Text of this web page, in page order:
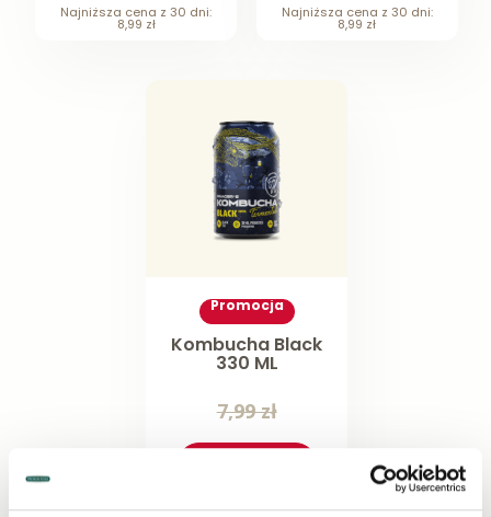
Najniższa cena z 30 dni:
8,99 zł
Najniższa cena z 30 dni:
8,99 zł
Promocja
Kombucha Black
330 ML
7,99 zł